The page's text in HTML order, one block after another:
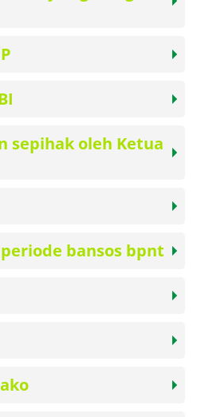
sepihak oleh Ketua
bansos bpnt